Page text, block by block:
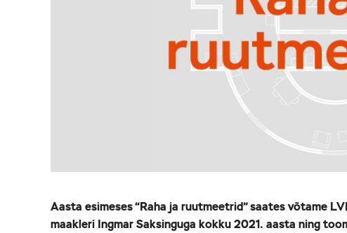
Aasta esimeses “Raha ja ruutmeetrid” saates võtame
maakleri Ingmar Saksinguga kokku 2021. aasta ning